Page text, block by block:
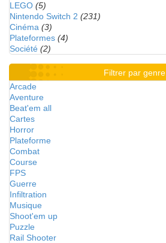
LEGO (5)
Nintendo Switch 2 (231)
Cinéma (3)
Plateformes (4)
Société (2)
Filtrer par genre
Arcade
Aventure
Beat'em all
Cartes
Horror
Plateforme
Combat
Course
FPS
Guerre
Infiltration
Musique
Shoot'em up
Puzzle
Rail Shooter